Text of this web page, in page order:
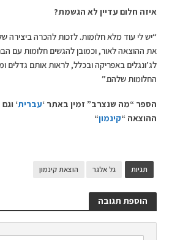
איזה חלום עדיין לא הגשמת?
“יש לי עוד מלא חלומות. לזכות להכרה ביצירה
את ההוצאה לאור, וכמובן להגשים חלומות עם
לג’ונגלים באפריקה ובכלל, לראות אותם גדלים
החלומות שלהם.”
הספר “מה שנצרב” זמין באתר ‘עברית‘
ההוצאה “קינמון“
תגיות גל אלגר הוצאת קינמון
הוספת תגובה